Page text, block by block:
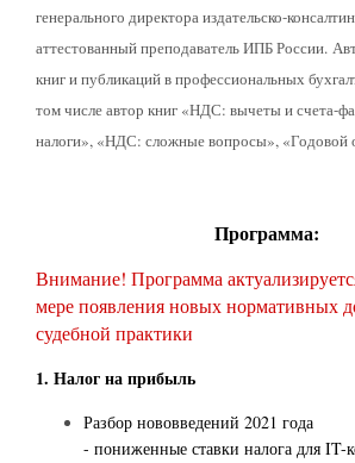
генерального директора издательско-
аттестованный преподаватель ИПБ России.
книг и публикаций в профессиональных
том числе автор книг «НДС: вычеты и счета-
налоги», «НДС: сложные вопросы», «Годовой
Программа:
Внимание! Программа
мере появления новых нормативных
судебной практики
1. Налог на прибыль
Разбор нововведений 2021 года
- пониженные ставки налога для IT-